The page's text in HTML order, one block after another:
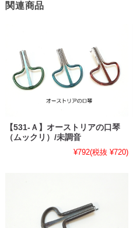
関連商品
【531-Ａ】オーストリアの口琴
（ムックリ）/未調音
¥792(税抜 ¥720)